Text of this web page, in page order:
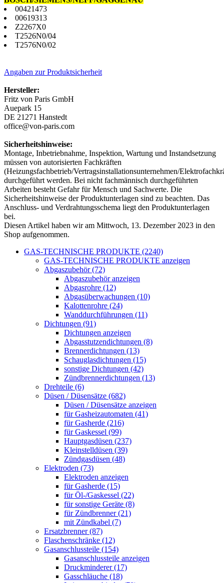
00421473
00619313
Z2267X0
T2526N0/04
T2576N0/02
Angaben zur Produktsicherheit
Hersteller:
Fritz von Paris GmbH
Auepark 15
DE 21271 Hanstedt
office@von-paris.com
Sicherheitshinweise:
Montage, Inbetriebnahme, Inspektion, Wartung und Instandsetzung
müssen von autorisierten Fachkräften
(Heizungsfachbetrieb/Vertragsinstallationsunternehmen/
durchgeführt werden. Bei nicht fachmännisch durchgeführten
Arbeiten besteht Gefahr für Mensch und Sachwerte. Die
Sicherheitshinweise der Produktunterlagen sind zu beachten. Das
Anschluss- und Verdrahtungsschema liegt den Produktunterlagen
bei.
Diesen Artikel haben wir am Mittwoch, 13. Dezember 2023 in den
Shop aufgenommen.
GAS-TECHNISCHE PRODUKTE (2240)
GAS-TECHNISCHE PRODUKTE anzeigen
Abgaszubehör (72)
Abgaszubehör anzeigen
Abgasrohre (12)
Abgasüberwachungen (10)
Kalottenrohre (24)
Wanddurchführungen (11)
Dichtungen (91)
Dichtungen anzeigen
Abgasstutzendichtungen (8)
Brennerdichtungen (13)
Schauglasdichtungen (15)
sonstige Dichtungen (42)
Zündbrennerdichtungen (13)
Drehteile (6)
Düsen / Düsensätze (682)
Düsen / Düsensätze anzeigen
für Gasheizautomaten (41)
für Gasherde (216)
für Gaskessel (99)
Hauptgasdüsen (237)
Kleinstelldüsen (39)
Zündgasdüsen (48)
Elektroden (73)
Elektroden anzeigen
für Gasherde (15)
für Öl-/Gaskessel (22)
für sonstige Geräte (8)
für Zündbrenner (21)
mit Zündkabel (7)
Ersatzbrenner (87)
Flaschenschränke (12)
Gasanschlussteile (154)
Gasanschlussteile anzeigen
Druckminderer (17)
Gasschläuche (18)